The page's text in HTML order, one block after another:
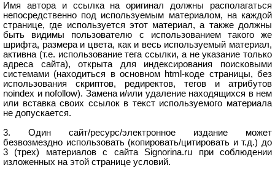
Имя автора и ссылка на оригинал должны располагаться
непосредственно под используемым материалом, на каждой
странице, где используется этот материал, а также должны
быть видимы пользователю с использованием такого же
шрифта, размера и цвета, как и весь используемый материал,
активна (т.е. использование тега ссылки, а не указание только
адреса сайта), открыта для индексирования поисковыми
системами (находиться в основном html-коде страницы, без
использования скриптов, редиректов, тегов и атрибутов
noindex и nofollow). Замена и/или удаление находящихся в нем
или вставка своих ссылок в текст используемого материала
не допускается.
3. Один сайт/ресурс/электронное издание может
безвозмездно использовать (копировать/цитировать и т.д.) до
3 (трех) материалов с сайта Signorina.ru при соблюдении
изложенных на этой странице условий.